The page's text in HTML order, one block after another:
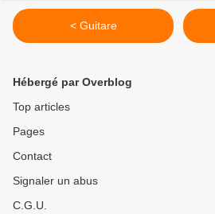
< Guitare
Hébergé par Overblog
Top articles
Pages
Contact
Signaler un abus
C.G.U.